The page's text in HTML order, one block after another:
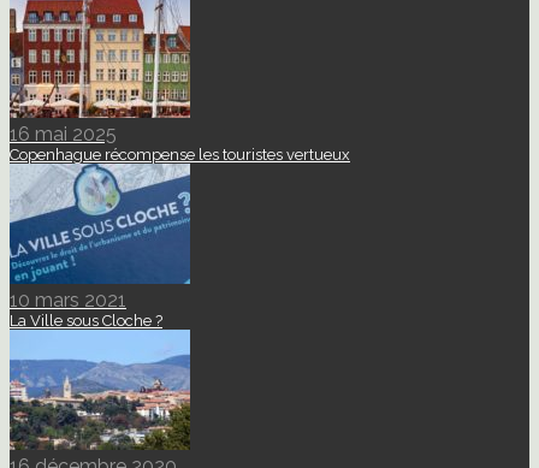
16 mai 2025
Copenhague récompense les touristes vertueux
10 mars 2021
La Ville sous Cloche ?